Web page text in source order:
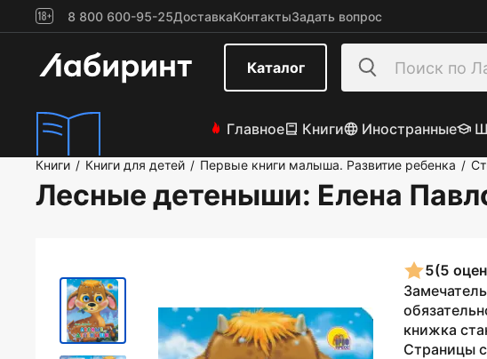
8 800 600-95-25ДоставкаКонтактыЗадать вопрос
Каталог
Главное Книги Иностранные
Книги / Книги для детей / Первые книги малыша. Развитие ребенка /
Лесные детеныши: Елена
5(5
книжка
Страницы